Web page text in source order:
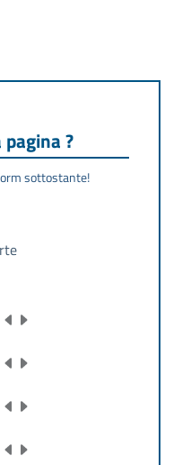
?
sottostante!